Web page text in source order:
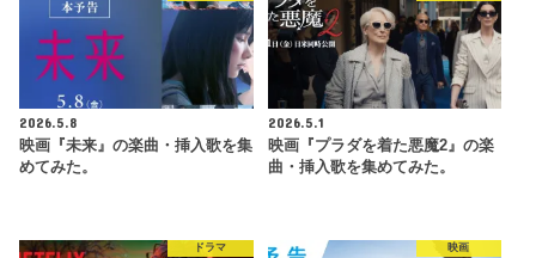
2026.5.8
映画『未来』の楽曲・挿入歌を集
めてみた。
2026.5.1
映画『プラダを着た悪魔2』の楽
曲・挿入歌を集めてみた。
ドラマ 映画